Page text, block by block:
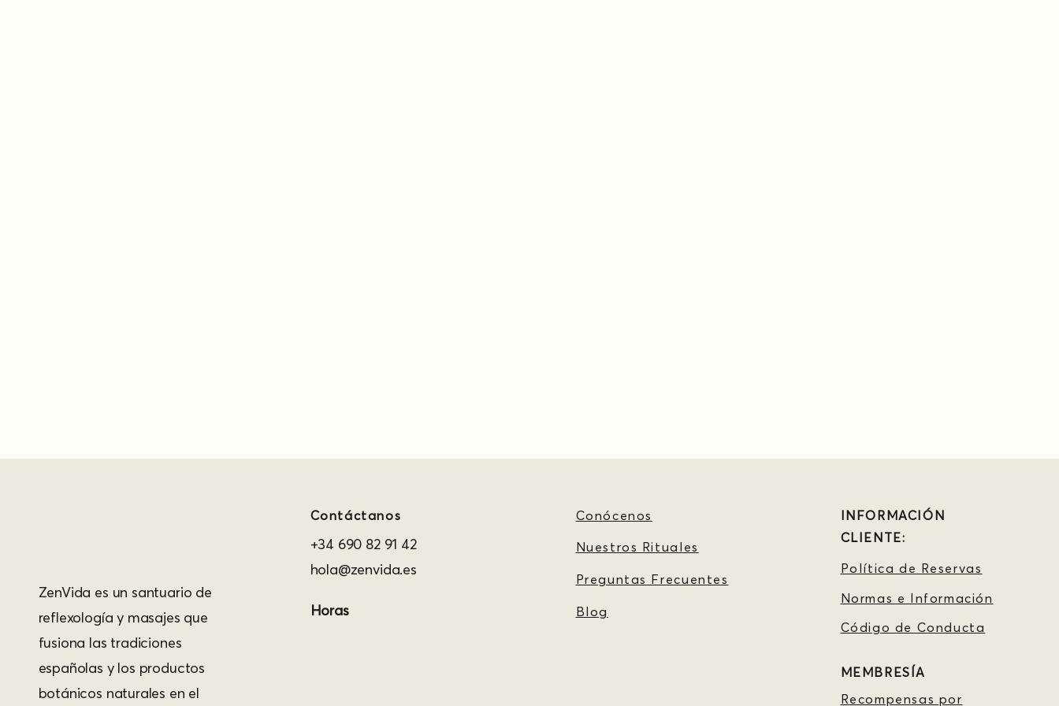
ZenVida es un santuario de
reflexología y masajes que
fusiona las tradiciones
españolas y los productos
botánicos naturales en el
Contáctanos
+34 690 82 91 42
hola@zenvida.es
Horas
Conócenos
Nuestros Rituales
Preguntas Frecuentes
Blog
INFORMACIÓN
CLIENTE:
Política de Reservas
Normas e Información
Código de Conducta
MEMBRESÍA
Recompensas por